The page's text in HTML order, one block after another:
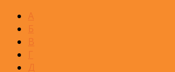
А
Б
В
Г
Д